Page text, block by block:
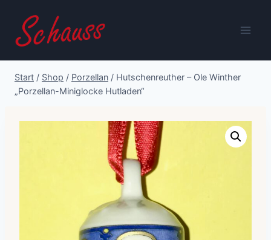
Inhalt
springen
Start / Shop / Porzellan / Hutschenreuther – Ole Winther
„Porzellan-Miniglocke Hutladen“